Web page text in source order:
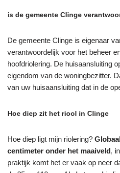
is de gemeente Clinge
De gemeente Clinge is eigenaar
verantwoordelijk voor het beheer
hoofdriolering. De huisaansluiting
eigendom van de woningbezitter.
van uw huisaansluiting dat in de
Hoe diep zit het riool in Clinge
Hoe diep ligt mijn riolering?
centimeter onder het maaiveld,
praktijk komt het er vaak op neer